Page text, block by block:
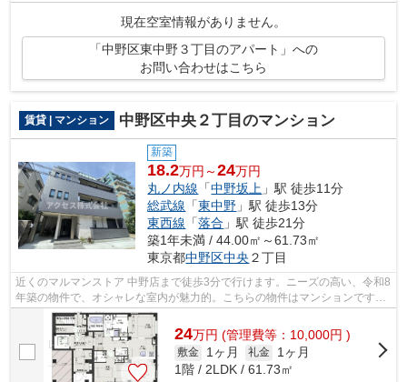
現在空室情報がありません。
「中野区東中野３丁目のアパート」への
お問い合わせはこちら
賃貸 | マンション 中野区中央２丁目のマンション
新築
18.2万円～24万円
丸ノ内線 「中野坂上 」駅 徒歩11分
総武線 「東中野 」駅 徒歩13分
東西線 「落合 」駅 徒歩21分
築1年未満 / 44.00㎡～61.73㎡
東京都中野区中央 ２丁目
近くのマルマンストア 中野店まで徒歩3分で行けます。ニーズの高い、令和8
年築の物件で、オシャレな室内が魅力的。こちらの物件はマンションです。
シンプルながらも風の通り道がしっか...
24万円 (管理費等：10,000円 )
敷金 1ヶ月 礼金
1ヶ月
1階 / 2LDK / 61.73㎡